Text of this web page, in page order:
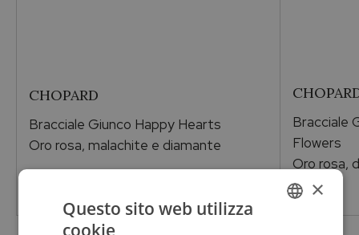
CHOPARD
Bracciale Giunco Happy Hearts
Oro rosa, malachite e diamante
Bracciale
Flowers
Oro rosa,
×
Questo sito web utilizza
cookie